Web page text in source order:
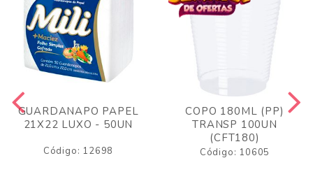
GUARDANAPO PAPEL
21X22 LUXO - 50UN
Código: 12698
COPO 180ML (PP)
TRANSP 100UN
(CFT180)
Código: 10605